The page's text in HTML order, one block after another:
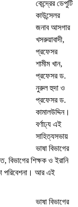
কেন্দ্রের ডেপুটি
কাউন্সেলর
জনাব আসগার
খসরুয়াবাদী,
প্রফেসর
শামীম খান,
প্রফেসর ড.
নুরুল হুদা ও
প্রফেসর ড.
কামালউদ্দিন।
বর্ণাঢ্য এই
সাহিত্যসভায়
ভাষা বিভাগের
বিভাগের শিক্ষক ও ইরানি
পরিবেশনা। আর এই
ভাষা বিভাগের